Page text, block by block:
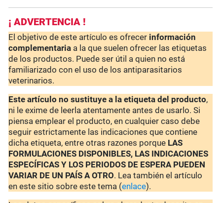
¡ ADVERTENCIA !
El objetivo de este artículo es ofrecer información
complementaria a la que suelen ofrecer las etiquetas
de los productos. Puede ser útil a quien no está
familiarizado con el uso de los antiparasitarios
veterinarios.
Este artículo no sustituye a la etiqueta del producto,
ni le exime de leerla atentamente antes de usarlo. Si
piensa emplear el producto, en cualquier caso debe
seguir estrictamente las indicaciones que contiene
dicha etiqueta, entre otras razones porque LAS
FORMULACIONES DISPONIBLES, LAS INDICACIONES
ESPECÍFICAS Y LOS PERIODOS DE ESPERA PUEDEN
VARIAR DE UN PAÍS A OTRO. Lea también el artículo
en este sitio sobre este tema (enlace).